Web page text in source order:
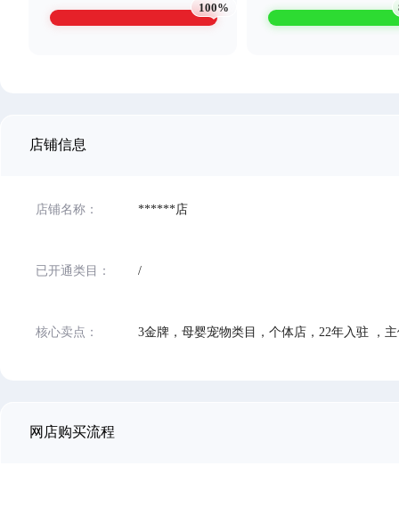
100%
店铺信息
店铺名称： ******店
已开通类目： /
核心卖点：
网店购买流程